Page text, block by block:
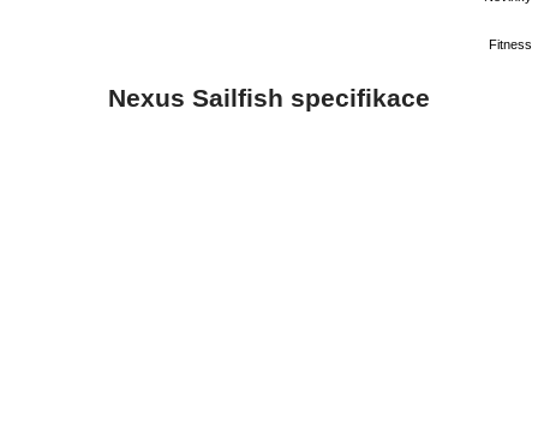
Fitness
Nexus Sailfish specifikace